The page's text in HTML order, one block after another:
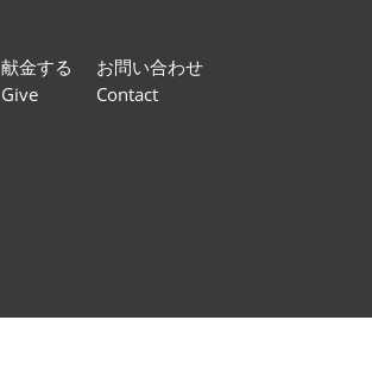
献金する
Give
お問い合わせ
Contact